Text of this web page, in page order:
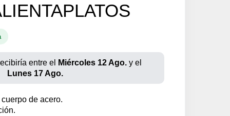
entre el Miércoles 12 Ago. y el
Lunes 17 Ago.
de acero.